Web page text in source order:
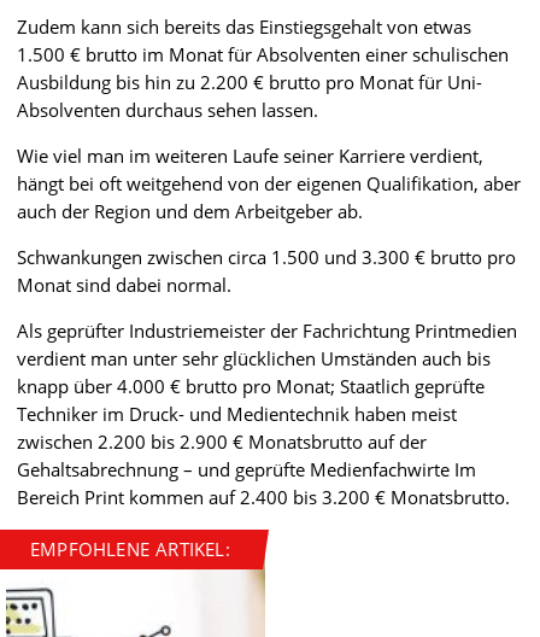
Zudem kann sich bereits das Einstiegsgehalt von etwas
1.500 € brutto im Monat für Absolventen einer schulischen
Ausbildung bis hin zu 2.200 € brutto pro Monat für Uni-
Absolventen durchaus sehen lassen.
Wie viel man im weiteren Laufe seiner Karriere verdient,
hängt bei oft weitgehend von der eigenen Qualifikation, aber
auch der Region und dem Arbeitgeber ab.
Schwankungen zwischen circa 1.500 und 3.300 € brutto pro
Monat sind dabei normal.
Als geprüfter Industriemeister der Fachrichtung Printmedien
verdient man unter sehr glücklichen Umständen auch bis
knapp über 4.000 € brutto pro Monat; Staatlich geprüfte
Techniker im Druck- und Medientechnik haben meist
zwischen 2.200 bis 2.900 € Monatsbrutto auf der
Gehaltsabrechnung – und geprüfte Medienfachwirte Im
Bereich Print kommen auf 2.400 bis 3.200 € Monatsbrutto.
EMPFOHLENE ARTIKEL: